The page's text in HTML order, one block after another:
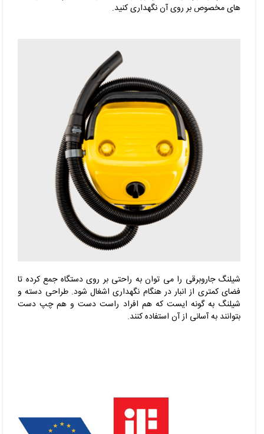
های مخصوص بر روی آن نگهداری کنید.
شیلنگ جاروبرقی را می توان به راحتی بر روی دستگاه جمع کرده تا
فضای کمتری از انبار در هنگام نگهداری اشغال شود. طراحی دسته و
شیلنگ به گونه ایست که هم افراد راست دست و هم چپ دست
بتوانند به آسانی از آن استفاده کنند.